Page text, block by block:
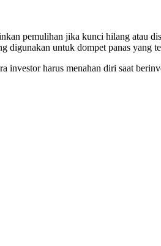
pemulihan jika kunci hilang atau
untuk dompet panas yang
harus menahan diri saat